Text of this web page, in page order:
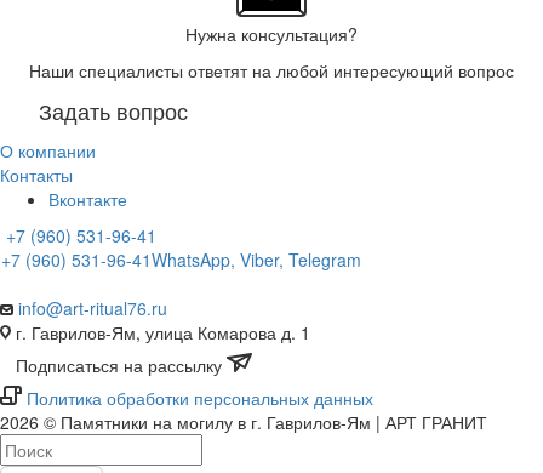
Нужна консультация?
Наши специалисты ответят на любой интересующий вопрос
Задать вопрос
О компании
Контакты
Вконтакте
+7 (960) 531-96-41
+7 (960) 531-96-41WhatsApp, Viber, Telegram
info@art-ritual76.ru
г. Гаврилов-Ям, улица Комарова д. 1
Подписаться на рассылку
Политика обработки персональных данных
2026 © Памятники на могилу в г. Гаврилов-Ям | АРТ ГРАНИТ